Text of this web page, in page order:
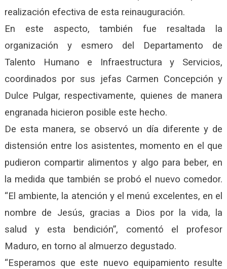
realización efectiva de esta reinauguración.
En este aspecto, también fue resaltada la
organización y esmero del Departamento de
Talento Humano e Infraestructura y Servicios,
coordinados por sus jefas Carmen Concepción y
Dulce Pulgar, respectivamente, quienes de manera
engranada hicieron posible este hecho.
De esta manera, se observó un día diferente y de
distensión entre los asistentes, momento en el que
pudieron compartir alimentos y algo para beber, en
la medida que también se probó el nuevo comedor.
“El ambiente, la atención y el menú excelentes, en el
nombre de Jesús, gracias a Dios por la vida, la
salud y esta bendición”, comentó el profesor
Maduro, en torno al almuerzo degustado.
“Esperamos que este nuevo equipamiento resulte